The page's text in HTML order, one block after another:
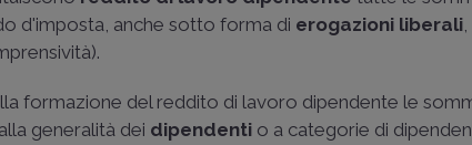
d'imposta, anche sotto forma di erogazioni liberali
formazione del reddito di lavoro dipendente le
alla generalità dei dipendenti o a categorie di